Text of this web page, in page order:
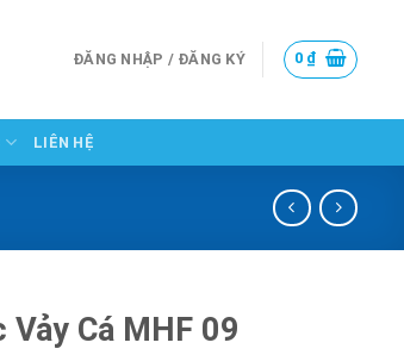
ĐĂNG NHẬP / ĐĂNG KÝ 0 ₫
LIÊN HỆ
Vảy Cá MHF 09